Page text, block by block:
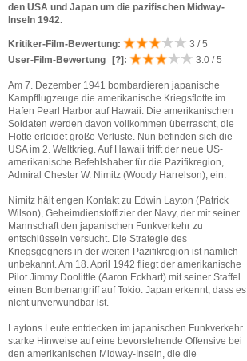
den USA und Japan um die pazifischen Midway-
Inseln 1942.
Kritiker-Film-Bewertung:
3 / 5
User-Film-Bewertung
[?] : 3.0 / 5
Am 7. Dezember 1941 bombardieren japanische
Kampfflugzeuge die amerikanische Kriegsflotte im
Hafen Pearl Harbor auf Hawaii. Die amerikanischen
Soldaten werden davon vollkommen überrascht, die
Flotte erleidet große Verluste. Nun befinden sich die
USA im 2. Weltkrieg. Auf Hawaii trifft der neue US-
amerikanische Befehlshaber für die Pazifikregion,
Admiral Chester W. Nimitz (Woody Harrelson), ein.
Nimitz hält engen Kontakt zu Edwin Layton (Patrick
Wilson), Geheimdienstoffizier der Navy, der mit seiner
Mannschaft den japanischen Funkverkehr zu
entschlüsseln versucht. Die Strategie des
Kriegsgegners in der weiten Pazifikregion ist nämlich
unbekannt. Am 18. April 1942 fliegt der amerikanische
Pilot Jimmy Doolittle (Aaron Eckhart) mit seiner Staffel
einen Bombenangriff auf Tokio. Japan erkennt, dass es
nicht unverwundbar ist.
Laytons Leute entdecken im japanischen Funkverkehr
starke Hinweise auf eine bevorstehende Offensive bei
den amerikanischen Midway-Inseln, die die